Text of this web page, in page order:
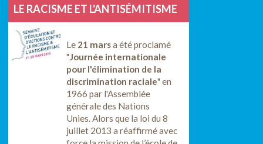
LE RACISME ET L'ANTISÉMITISME
Le21 marsa été proclamé
"Journée internationale
pour l'élimination de la
discrimination raciale" en
1966 par l'Assemblée
générale des Nations
Unies. Alors que la loi du 8
juillet 2013 a réaffirmé avec